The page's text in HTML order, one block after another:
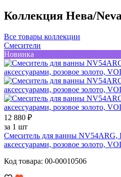
Коллекция Нева/
Все товары коллекции
Смесители
Новинка
12 880 ₽
за 1 шт
Смеситель для ванны NV54ARG,
аксессуарами, розовое золото,
Код товара: 00-00010506